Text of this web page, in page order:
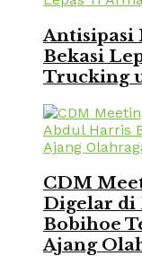
Antisipasi
Bekasi
Trucking
CDM
Digelar di
Bobihoe
Ajang